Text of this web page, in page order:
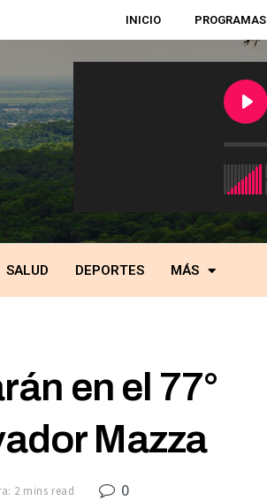
INICIO PROGRAMAS
SALUD DEPORTES MÁS
en el 77°
Mazza
2 mins read 0